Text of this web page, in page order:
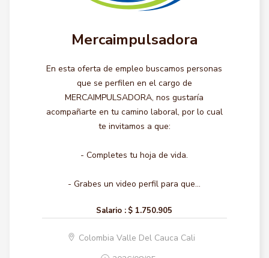
Mercaimpulsadora
En esta oferta de empleo buscamos personas
que se perfilen en el cargo de
MERCAIMPULSADORA, nos gustaría
acompañarte en tu camino laboral, por lo cual
te invitamos a que:
- Completes tu hoja de vida.
- Grabes un video perfil para que...
Salario : $ 1.750.905
Colombia Valle Del Cauca Cali